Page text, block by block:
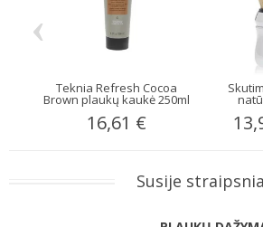
Teknia Refresh Cocoa
Brown plaukų kaukė 250ml
16,61 €
‹
Susije